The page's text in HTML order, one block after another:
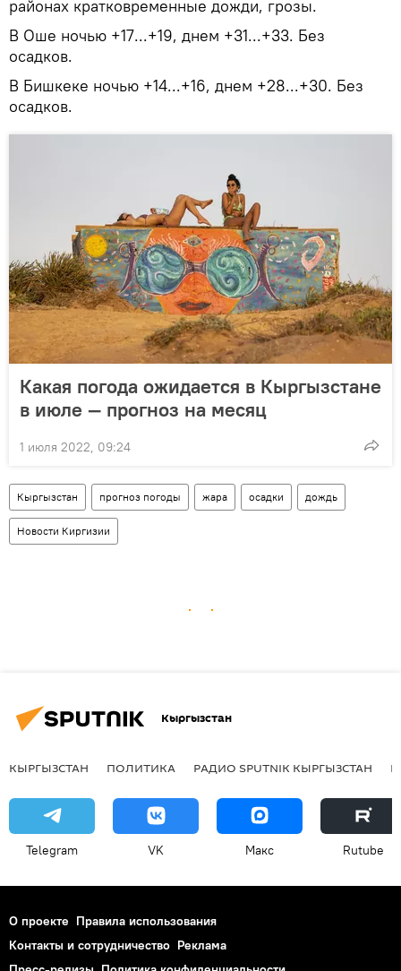
районах кратковременные дожди, грозы.
В Оше ночью +17...+19, днем +31...+33. Без
осадков.
В Бишкеке ночью +14...+16, днем +28...+30. Без
осадков.
Какая погода ожидается в Кыргызстане
в июле — прогноз на месяц
1 июля 2022, 09:24
Кыргызстан прогноз погоды жара осадки дождь
Новости Киргизии
Кыргызстан
КЫРГЫЗСТАН ПОЛИТИКА РАДИО SPUTNIK КЫРГЫЗСТАН
Telegram VK Макс Rutube
О проекте Правила использования
Контакты и сотрудничество Реклама